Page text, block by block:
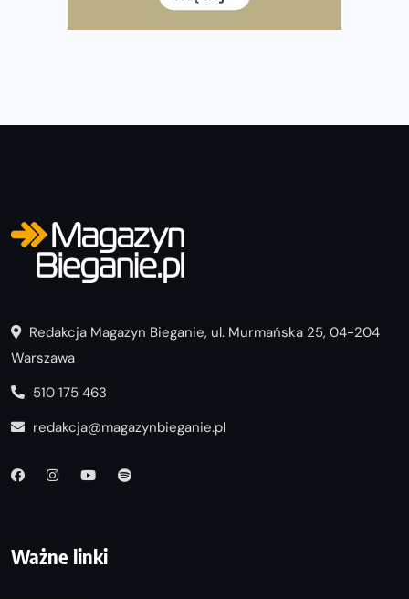
Już w ten weekend! Przed nami Nocny Portowy Maraton
i Półmaraton Szczeciński. Wszystko, co warto wiedzieć
Redakcja Magazyn Bieganie, ul. Murmańska 25, 04-204
Warszawa
510 175 463
redakcja@magazynbieganie.pl
Ważne linki